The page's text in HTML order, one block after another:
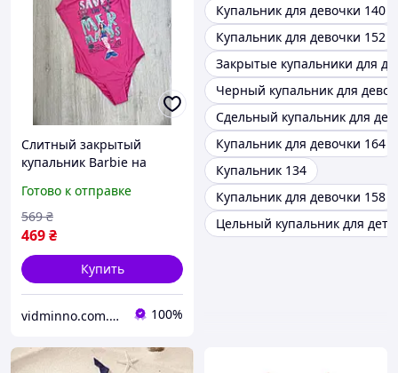
Слитный закрытый
купальник Barbie на
лет
Готово к отправке
469₴
569 ₴
Купить
vidminno.com.ua - відмінний одяг для всієї родини 100%
Купальник для девочки 140
Купальник для девочки 152
Закрытые купальники для
Черный купальник для
Сдельный купальник для
Купальник для девочки 164
Купальник 134
Купальник для девочки 158
Цельный купальник для